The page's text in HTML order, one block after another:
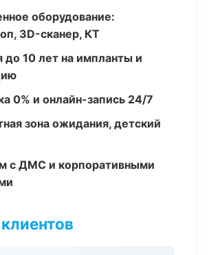
оборудование:
3D-сканер, КТ
до 10 лет на импланты и
0% и онлайн-запись 24/7
зона ожидания, детский
с ДМС и корпоративными